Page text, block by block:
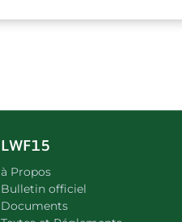
LWF15
à Propos
Bulletin officiel
Documents